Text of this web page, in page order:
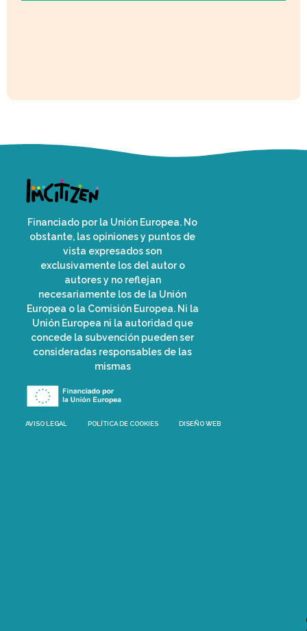
Financiado por la Unión Europea. No
obstante, las opiniones y puntos de
vista expresados son
exclusivamente los del autor o
autores y no reflejan
necesariamente los de la Unión
Europea o la Comisión Europea. Ni la
Unión Europea ni la autoridad que
concede la subvención pueden ser
consideradas responsables de las
mismas
AVISO LEGAL POLÍTICA DE COOKIES DISEÑO WEB